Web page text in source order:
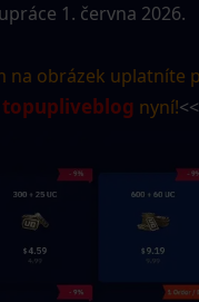
1. června 2026.
topupliveblog nyní!<<